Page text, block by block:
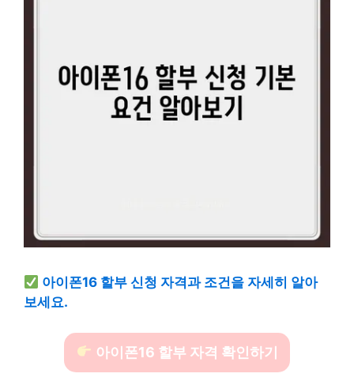
아이폰16 할부 신청 자격과 조건을 자세히 알아
보세요.
아이폰16 할부 자격 확인하기